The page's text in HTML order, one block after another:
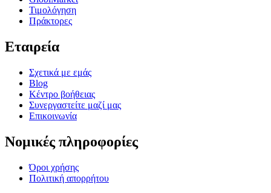
Τιμολόγηση
Πράκτορες
Εταιρεία
Σχετικά με εμάς
Blog
Κέντρο βοήθειας
Συνεργαστείτε μαζί μας
Επικοινωνία
Νομικές πληροφορίες
Όροι χρήσης
Πολιτική απορρήτου